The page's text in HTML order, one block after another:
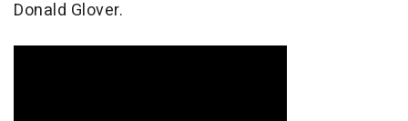
Donald Glover.